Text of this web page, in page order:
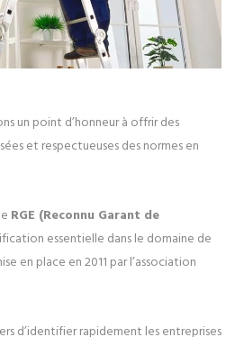
un point d’honneur à offrir des
et respectueuses des normes en
RGE (Reconnu Garant de
essentielle dans le domaine de
en place en 2011 par l’association
d’identifier rapidement les entreprises